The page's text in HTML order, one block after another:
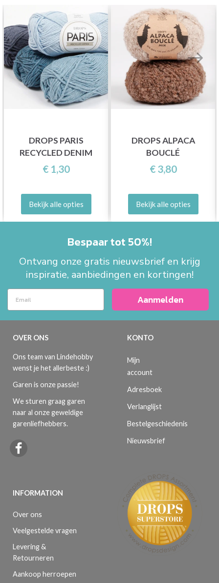
DROPS PARIS
RECYCLED DENIM
€ 1,30
Bekijk alle opties
DROPS ALPACA
BOUCLÉ
€ 3,80
Bekijk alle opties
Bespaar tot 50%!
Ontvang onze gratis nieuwsbrief en krijg
inspiratie, aanbiedingen en kortingen!
Aanmelden
OVER ONS
Ons team van Lindehobby
wenst je het allerbeste :)
Garen is onze passie!
We sturen graag garen
naar al onze geweldige
garenliefhebbers.
INFORMATION
Over ons
Veelgestelde vragen
Levering &
Retourneren
Aankoop herroepen
KONTO
Mijn
account
Adresboek
Verlanglijst
Bestelgeschiedenis
Nieuwsbrief